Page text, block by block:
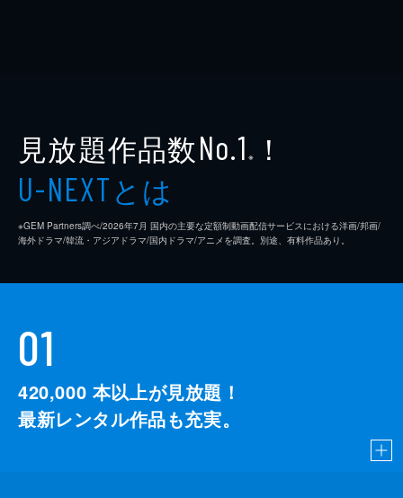
見放題作品数No.1 ※ ！
U-NEXTとは
※GEM Partners調べ/2026年7⽉ 国内の主要な定額制動画配信サービスにおける洋画/邦画/
海外ドラマ/韓流・アジアドラマ/国内ドラマ/アニメを調査。別途、有料作品あり。
01
420,000 本以上が見放題！
最新レンタル作品も充実。